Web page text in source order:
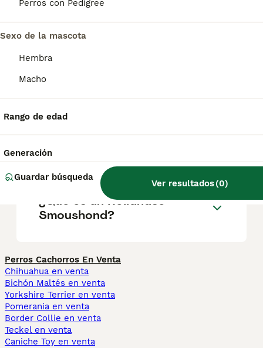
Perros con Pedigree
Sexo de la mascota
Hembra
Macho
Rango de edad
Generación
Guardar búsqueda
Ver resultados(0)
¿Los smoushond holandeses
familia?
Smoushond?
¿Qué es un Hollandse
Smoushond?
Perros Cachorros En Venta
Chihuahua en venta
Bichón Maltés en venta
Yorkshire Terrier en venta
Pomerania en venta
Border Collie en venta
Teckel en venta
Caniche Toy en venta